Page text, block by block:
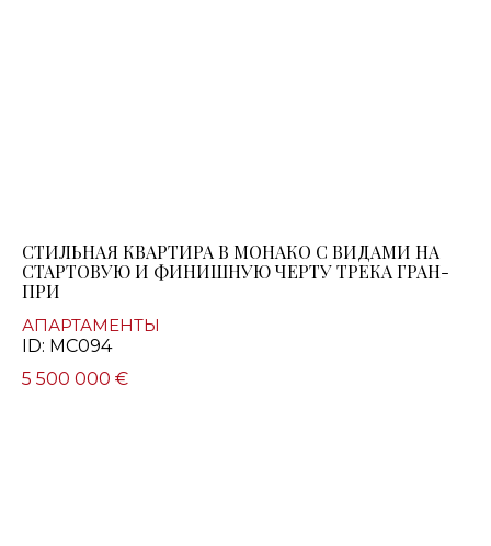
СТИЛЬНАЯ КВАРТИРА В МОНАКО С ВИДАМИ НА
СТАРТОВУЮ И ФИНИШНУЮ ЧЕРТУ ТРЕКА ГРАН-
ПРИ
АПАРТАМЕНТЫ
ID: MC094
5 500 000 €